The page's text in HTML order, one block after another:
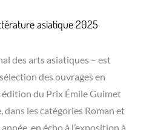
asiatique 2025
des arts asiatiques – est
des ouvrages en
du Prix Émile Guimet
les catégories Roman et
en écho à l’exposition à